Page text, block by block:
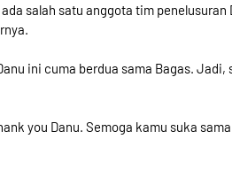
salah satu anggota tim penelusuran
ini cuma berdua sama Bagas.
you Danu. Semoga kamu suka